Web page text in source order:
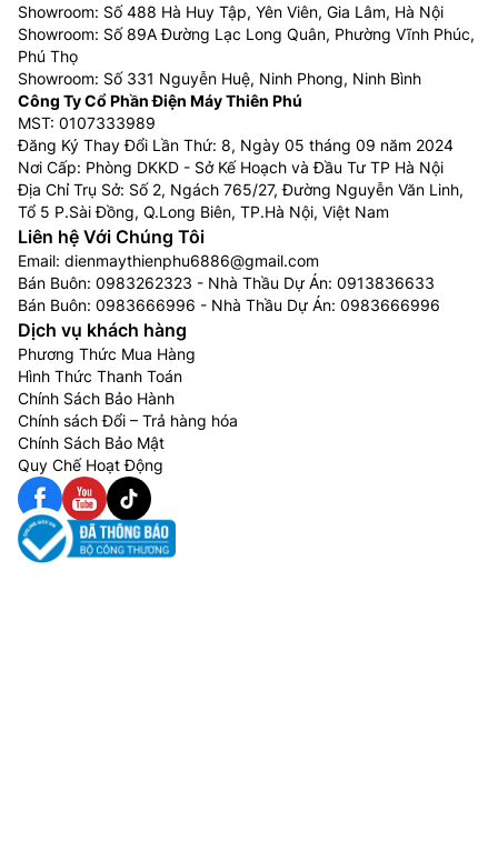
Showroom: Số 488 Hà Huy Tập, Yên Viên, Gia Lâm, Hà Nội
Showroom: Số 89A Đường Lạc Long Quân, Phường Vĩnh Phúc,
Phú Thọ
Showroom: Số 331 Nguyễn Huệ, Ninh Phong, Ninh Bình
Công Ty Cổ Phần Điện Máy Thiên Phú
MST: 0107333989
Đăng Ký Thay Đổi Lần Thứ: 8, Ngày 05 tháng 09 năm 2024
Nơi Cấp: Phòng DKKD - Sở Kế Hoạch và Đầu Tư TP Hà Nội
Địa Chỉ Trụ Sở: Số 2, Ngách 765/27, Đường Nguyễn Văn Linh,
Tổ 5 P.Sài Đồng, Q.Long Biên, TP.Hà Nội, Việt Nam
Liên hệ Với Chúng Tôi
Email: dienmaythienphu6886@gmail.com
Bán Buôn: 0983262323 - Nhà Thầu Dự Án: 0913836633
Bán Buôn: 0983666996 - Nhà Thầu Dự Án: 0983666996
Dịch vụ khách hàng
Phương Thức Mua Hàng
Hình Thức Thanh Toán
Chính Sách Bảo Hành
Chính sách Đổi – Trả hàng hóa
Chính Sách Bảo Mật
Quy Chế Hoạt Động